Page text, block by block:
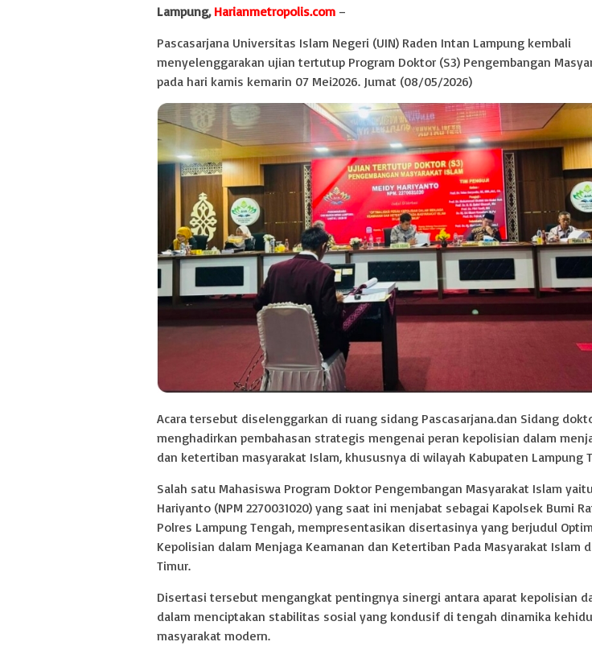
Lampung, Harianmetropolis.com –
Pascasarjana Universitas Islam Negeri (UIN) Raden Intan Lampung kembali
menyelenggarakan ujian tertutup Program Doktor (S3) Pengembangan
pada hari kamis kemarin 07 Mei2026. Jumat (08/05/2026)
Acara tersebut diselenggarkan di ruang sidang Pascasarjana.dan Sidang
menghadirkan pembahasan strategis mengenai peran kepolisian dalam
dan ketertiban masyarakat Islam, khususnya di wilayah Kabupaten Lampung
Salah satu Mahasiswa Program Doktor Pengembangan Masyarakat Islam
Hariyanto (NPM 2270031020) yang saat ini menjabat sebagai Kapolsek Bumi
Polres Lampung Tengah, mempresentasikan disertasinya yang berjudul
Kepolisian dalam Menjaga Keamanan dan Ketertiban Pada Masyarakat Islam
Timur.
Disertasi tersebut mengangkat pentingnya sinergi antara aparat kepolisian
dalam menciptakan stabilitas sosial yang kondusif di tengah dinamika
masyarakat modern.